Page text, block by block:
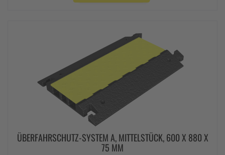
ÜBERFAHRSCHUTZ-SYSTEM A, MITTELSTÜCK, 600 X 880 X
75 MM